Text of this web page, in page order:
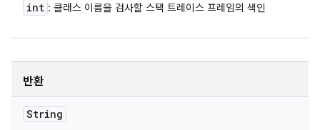
int : 클래스 이름을 검사할 스택 트레이스 프레임의 색인
반환
String